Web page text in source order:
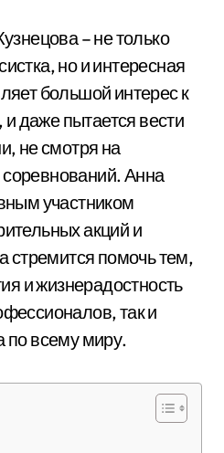
– не только
но и интересная
большой интерес к
и даже пытается вести
не смотря на
Анна
участником
акций и
стремится помочь тем,
и жизнерадостность
так и
по всему миру.